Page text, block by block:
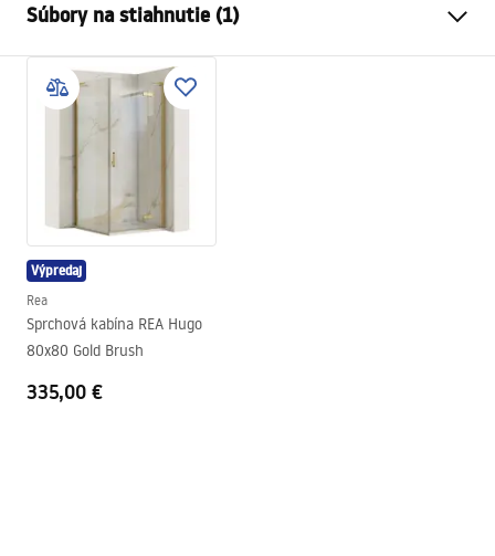
Materiál
Dĺžka
800mm
Šírka
Spôsob montáže
Priemer odpadu
Dá sa rezať
Súčasťou je sifón
Záruka
Súbory na stiahnutie (1)
Návod na montáž
Shower tray.pdf
Výpredaj
Rea
Sprchová kabína REA Hugo
80x80 Gold Brush
335,00 €